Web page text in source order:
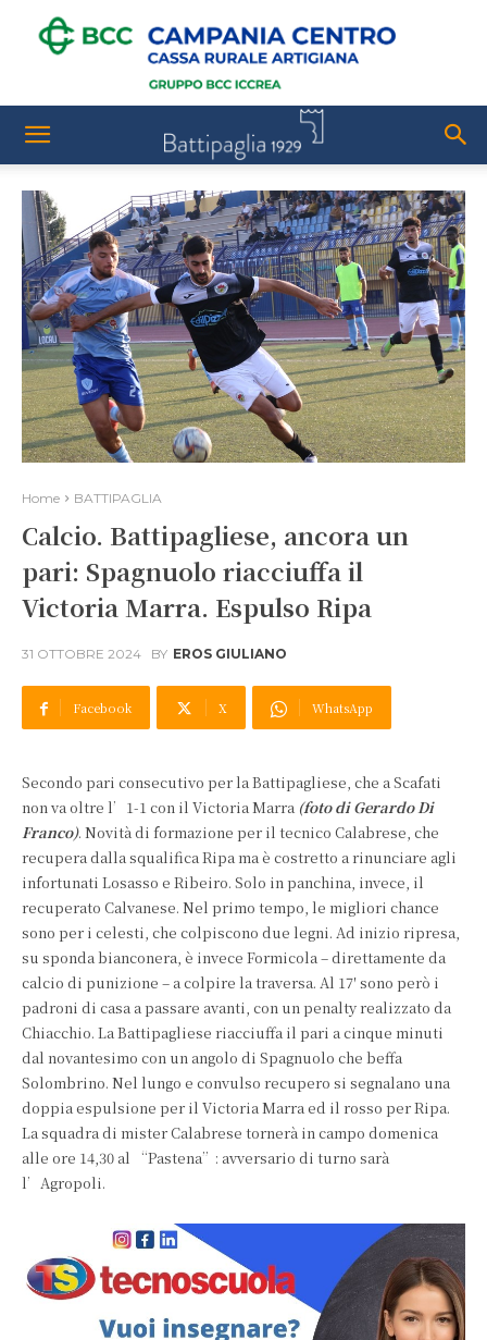
Home BATTIPAGLIA
Calcio. Battipagliese, ancora un
pari: Spagnuolo riacciuffa il
Victoria Marra. Espulso Ripa
31 OTTOBRE 2024 BY EROS GIULIANO
Facebook X WhatsApp
Secondo pari consecutivo per la Battipagliese, che a Scafati
non va oltre l’1-1 con il Victoria Marra (foto di Gerardo Di
Franco). Novità di formazione per il tecnico Calabrese, che
recupera dalla squalifica Ripa ma è costretto a rinunciare agli
infortunati Losasso e Ribeiro. Solo in panchina, invece, il
recuperato Calvanese. Nel primo tempo, le migliori chance
sono per i celesti, che colpiscono due legni. Ad inizio ripresa,
su sponda bianconera, è invece Formicola – direttamente da
calcio di punizione – a colpire la traversa. Al 17′ sono però i
padroni di casa a passare avanti, con un penalty realizzato da
Chiacchio. La Battipagliese riacciuffa il pari a cinque minuti
dal novantesimo con un angolo di Spagnuolo che beffa
Solombrino. Nel lungo e convulso recupero si segnalano una
doppia espulsione per il Victoria Marra ed il rosso per Ripa.
La squadra di mister Calabrese tornerà in campo domenica
alle ore 14,30 al “Pastena”: avversario di turno sarà
l’Agropoli.